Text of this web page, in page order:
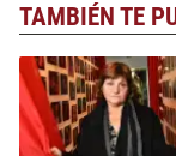
TAMBIÉN TE